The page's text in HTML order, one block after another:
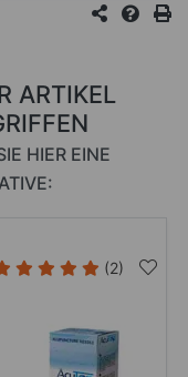
ARTIKEL
HIER EINE
(2)